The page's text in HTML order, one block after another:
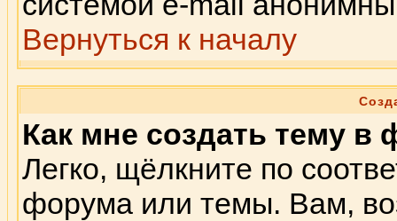
Вернуться к началу
Как мне создать тему в
Легко, щёлкните по
форума или темы. Вам,